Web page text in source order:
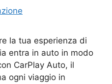
la tua esperienza di
entra in auto in modo
CarPlay Auto, il
ogni viaggio in